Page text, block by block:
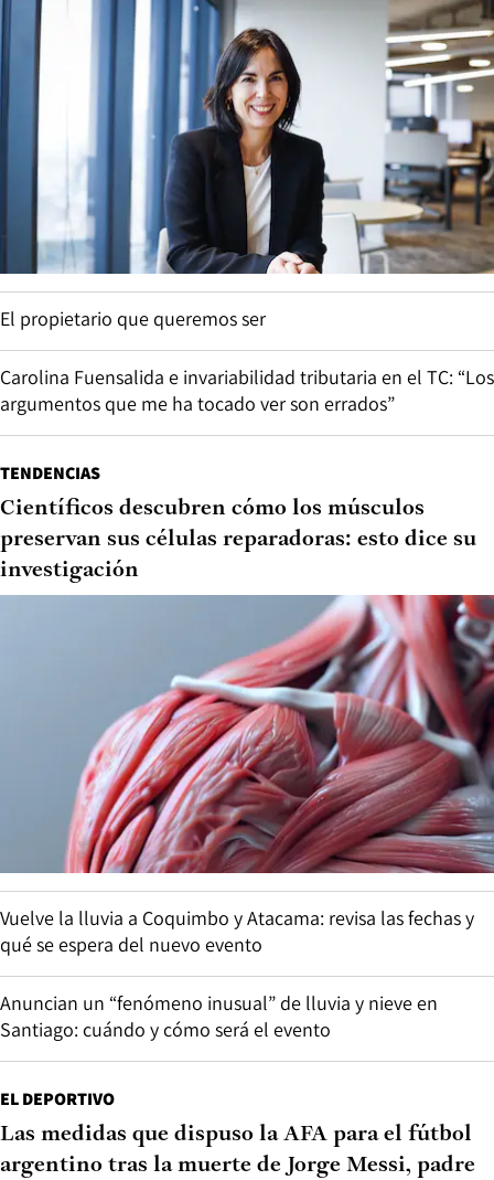
El propietario que queremos ser
Carolina Fuensalida e invariabilidad tributaria en el TC: “Los
argumentos que me ha tocado ver son errados”
TENDENCIAS
Científicos descubren cómo los músculos
preservan sus células reparadoras: esto dice su
investigación
Vuelve la lluvia a Coquimbo y Atacama: revisa las fechas y
qué se espera del nuevo evento
Anuncian un “fenómeno inusual” de lluvia y nieve en
Santiago: cuándo y cómo será el evento
EL DEPORTIVO
Las medidas que dispuso la AFA para el fútbol
argentino tras la muerte de Jorge Messi, padre